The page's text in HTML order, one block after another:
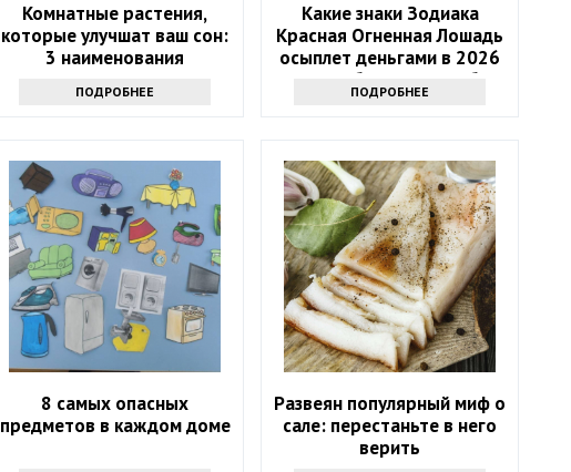
Комнатные растения,
которые улучшат ваш сон:
3 наименования
ПОДРОБНЕЕ
Какие знаки Зодиака
Красная Огненная Лошадь
осыплет деньгами в 2026
году: 4 баловня Судьбы
ПОДРОБНЕЕ
8 самых опасных
предметов в каждом доме
Развеян популярный миф о
сале: перестаньте в него
верить